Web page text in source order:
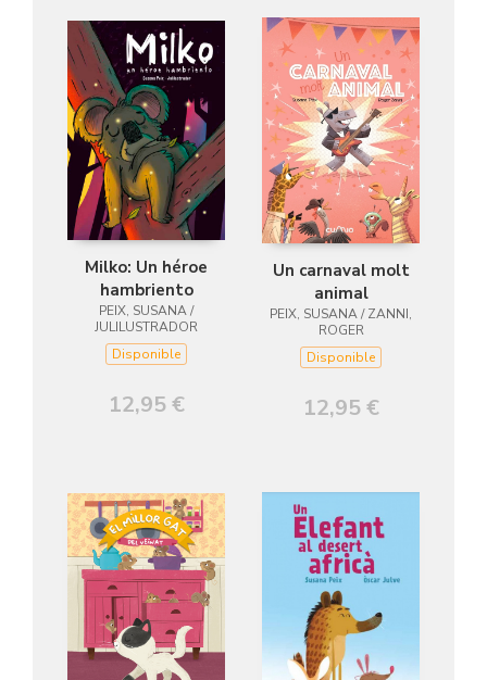
Milko: Un héroe
hambriento
PEIX, SUSANA /
JULILUSTRADOR
Disponible
12,95 €
Un carnaval molt
animal
PEIX, SUSANA / ZANNI,
ROGER
Disponible
12,95 €